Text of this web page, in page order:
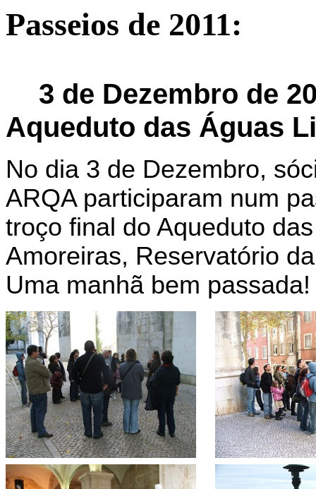
Passeios de 2011:
3 de Dezembro de
Aqueduto das Águas
No dia 3 de Dezembro,
ARQA participaram num
troço final do Aqueduto
Amoreiras, Reservatório
Uma manhã bem passada!